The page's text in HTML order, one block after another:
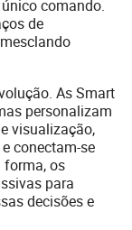
comando.
de
As Smart
personalizam
visualização,
conectam-se
forma, os
para
decisões e